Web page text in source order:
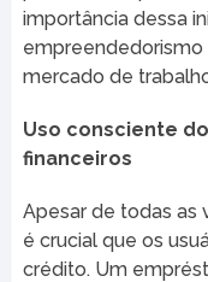
importância dessa
mercado de
Uso consciente
financeiros
Apesar de todas as
é crucial que os
crédito. Um